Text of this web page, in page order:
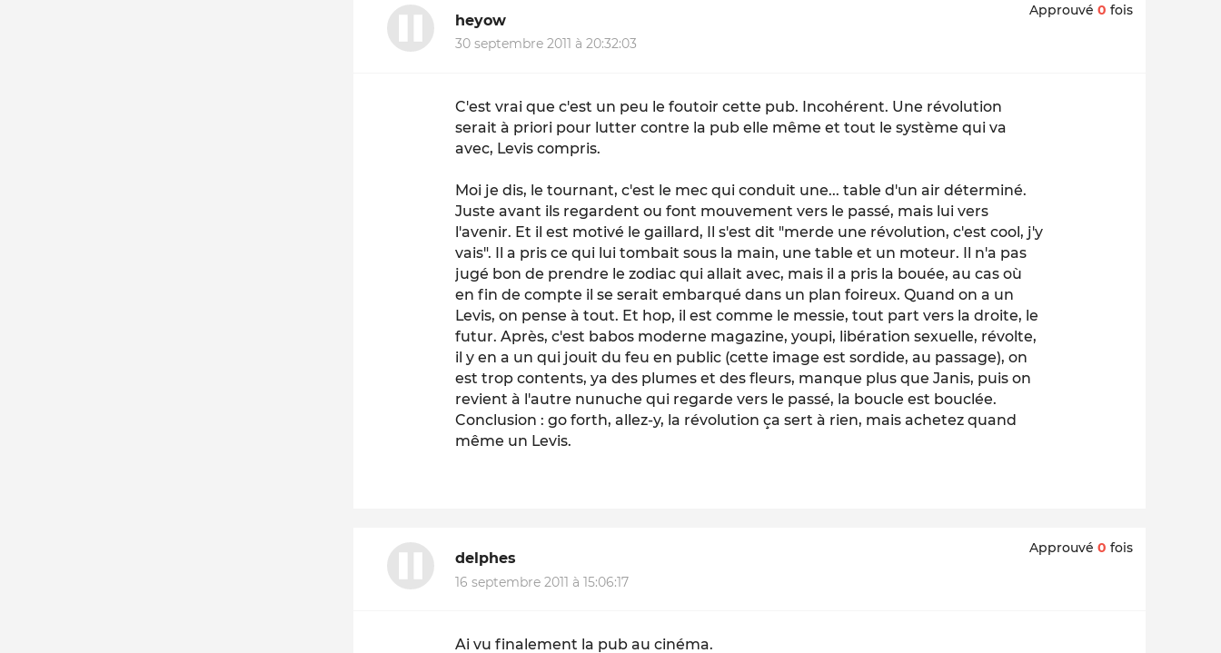
heyow
30 septembre 2011 à 20:32:03
Approuvé 0 fois
C'est vrai que c'est un peu le foutoir cette pub. Incohérent. Une révolution
serait à priori pour lutter contre la pub elle même et tout le système qui va
avec, Levis compris.
Moi je dis, le tournant, c'est le mec qui conduit une... table d'un air déterminé.
Juste avant ils regardent ou font mouvement vers le passé, mais lui vers
l'avenir. Et il est motivé le gaillard, Il s'est dit "merde une révolution, c'est cool, j'y
vais". Il a pris ce qui lui tombait sous la main, une table et un moteur. Il n'a pas
jugé bon de prendre le zodiac qui allait avec, mais il a pris la bouée, au cas où
en fin de compte il se serait embarqué dans un plan foireux. Quand on a un
Levis, on pense à tout. Et hop, il est comme le messie, tout part vers la droite, le
futur. Après, c'est babos moderne magazine, youpi, libération sexuelle, révolte,
il y en a un qui jouit du feu en public (cette image est sordide, au passage), on
est trop contents, ya des plumes et des fleurs, manque plus que Janis, puis on
revient à l'autre nunuche qui regarde vers le passé, la boucle est bouclée.
Conclusion : go forth, allez-y, la révolution ça sert à rien, mais achetez quand
même un Levis.
delphes
16 septembre 2011 à 15:06:17
Approuvé 0 fois
Ai vu finalement la pub au cinéma.